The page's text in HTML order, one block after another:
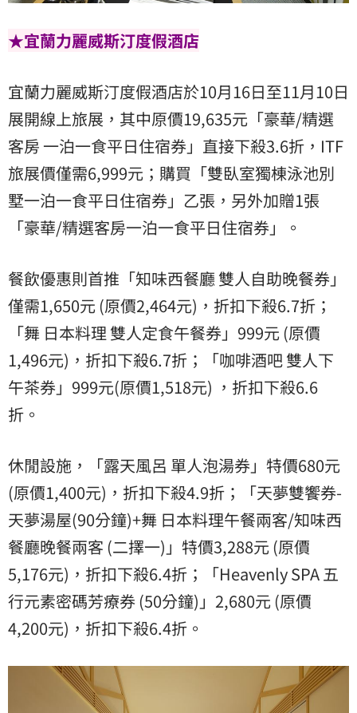
★宜蘭力麗威斯汀度假酒店
宜蘭力麗威斯汀度假酒店於10月16日至11月10日
展開線上旅展，其中原價19,635元「豪華/精選
客房 一泊一食平日住宿券」直接下殺3.6折，ITF
旅展價僅需6,999元；購買「雙臥室獨棟泳池別
墅一泊一食平日住宿券」乙張，另外加贈1張
「豪華/精選客房一泊一食平日住宿券」。
餐飲優惠則首推「知味西餐廳 雙人自助晚餐券」
僅需1,650元 (原價2,464元)，折扣下殺6.7折；
「舞 日本料理 雙人定食午餐券」999元 (原價
1,496元)，折扣下殺6.7折；「咖啡酒吧 雙人下
午茶券」999元(原價1,518元) ，折扣下殺6.6
折。
休閒設施，「露天風呂 單人泡湯券」特價680元
(原價1,400元)，折扣下殺4.9折；「天夢雙饗券-
天夢湯屋(90分鐘)+舞 日本料理午餐兩客/知味西
餐廳晚餐兩客 (二擇一)」特價3,288元 (原價
5,176元)，折扣下殺6.4折；「Heavenly SPA 五
行元素密碼芳療券 (50分鐘)」2,680元 (原價
4,200元)，折扣下殺6.4折。